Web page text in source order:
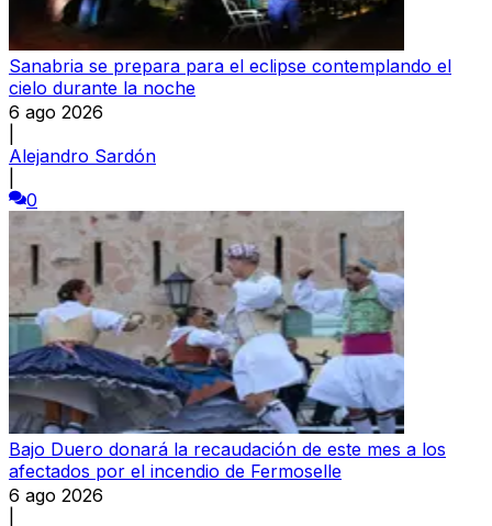
Sanabria se prepara para el eclipse contemplando el
cielo durante la noche
6 ago 2026
Alejandro Sardón
0
Bajo Duero donará la recaudación de este mes a los
afectados por el incendio de Fermoselle
6 ago 2026